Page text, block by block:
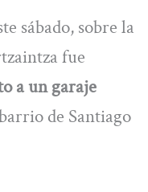
sábado, sobre la
fue
a un garaje
de Santiago